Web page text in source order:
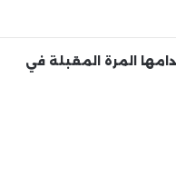
المرة المقبلة في